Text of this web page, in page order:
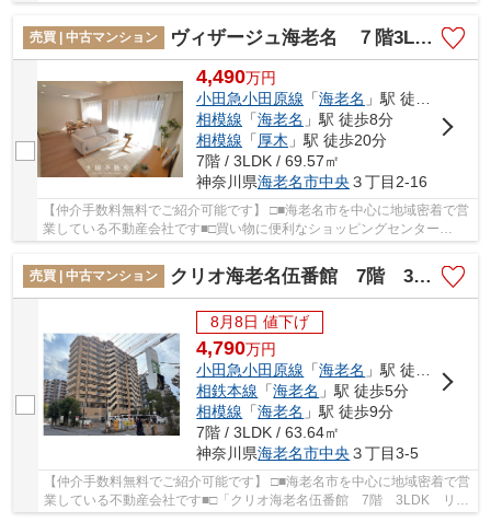
売買 | 中古マンション
ヴィザージュ海老名 ７階3LDKリフォーム済み
4,490万円
小田急小田原線 「海老名 」駅 徒歩5分
相模線 「海老名 」駅 徒歩8分
相模線 「厚木 」駅 徒歩20分
7階 / 3LDK / 69.57㎡
神奈川県海老名市中央 ３丁目2-16
【仲介手数料無料でご紹介可能です】 □■海老名市を中心に地域密着で営
業している不動産会社です■□買い物に便利なショッピングセンター
売買 | 中古マンション
クリオ海老名伍番館 7階 3LDK リフォーム済み【仲介手数料無料】
8月8日 値下げ
4,790万円
小田急小田原線 「海老名 」駅 徒歩5分
相鉄本線 「海老名 」駅 徒歩5分
相模線 「海老名 」駅 徒歩9分
7階 / 3LDK / 63.64㎡
神奈川県海老名市中央 ３丁目3-5
【仲介手数料無料でご紹介可能です】 □■海老名市を中心に地域密着で営
業している不動産会社です■□「クリオ海老名伍番館 7階 3LDK リフ
ォーム済み【仲介手数料無料】」のここがイチ...